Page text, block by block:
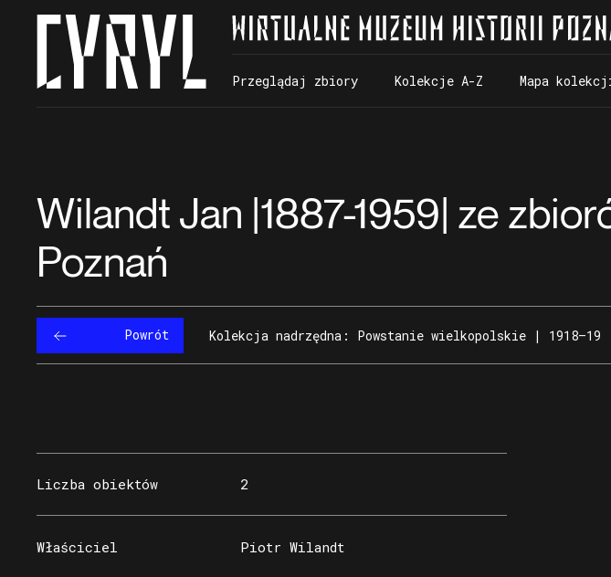
Przeglądaj zbiory
Kolekcje A-Z
Mapa
Wilandt Jan |1887-1959| ze
Poznań
Powrót Kolekcja nadrzędna: Powstanie wielkopolskie | 1918–19
Liczba obiektów 2
Właściciel Piotr Wilandt